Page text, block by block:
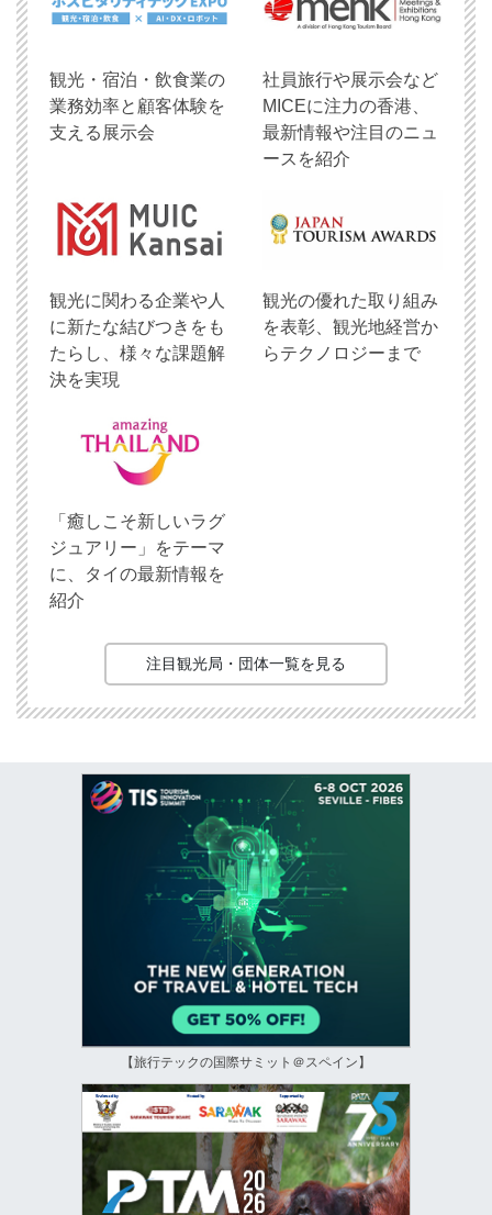
観光・宿泊・飲食業の
業務効率と顧客体験を
支える展示会
社員旅行や展示会など
MICEに注力の香港、
最新情報や注目のニュ
ースを紹介
観光に関わる企業や人
に新たな結びつきをも
たらし、様々な課題解
決を実現
観光の優れた取り組み
を表彰、観光地経営か
らテクノロジーまで
「癒しこそ新しいラグ
ジュアリー」をテーマ
に、タイの最新情報を
紹介
注目観光局・団体一覧を見る
【旅行テックの国際サミット＠スペイン】